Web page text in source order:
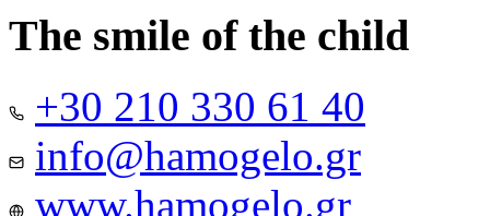
The smile of the child
+30 210 330 61 40
info@hamogelo.gr
www.hamogelo.gr